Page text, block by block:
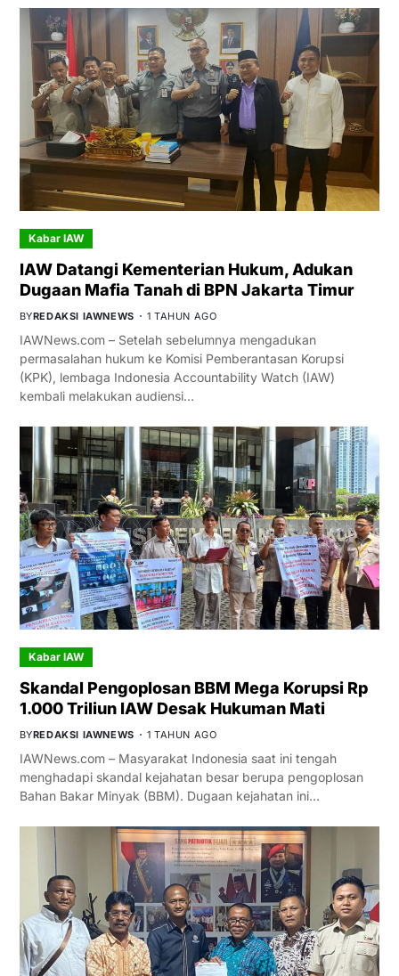
Kabar IAW
IAW Datangi Kementerian Hukum, Adukan
Dugaan Mafia Tanah di BPN Jakarta Timur
BYREDAKSI IAWNEWS 1 TAHUN AGO
IAWNews.com – Setelah sebelumnya mengadukan
permasalahan hukum ke Komisi Pemberantasan Korupsi
(KPK), lembaga Indonesia Accountability Watch (IAW)
kembali melakukan audiensi…
Kabar IAW
Skandal Pengoplosan BBM Mega Korupsi Rp
1.000 Triliun IAW Desak Hukuman Mati
BYREDAKSI IAWNEWS 1 TAHUN AGO
IAWNews.com – Masyarakat Indonesia saat ini tengah
menghadapi skandal kejahatan besar berupa pengoplosan
Bahan Bakar Minyak (BBM). Dugaan kejahatan ini…